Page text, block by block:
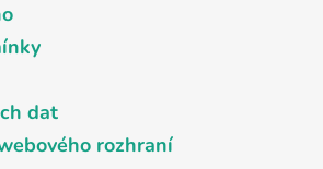
dat
rozhraní